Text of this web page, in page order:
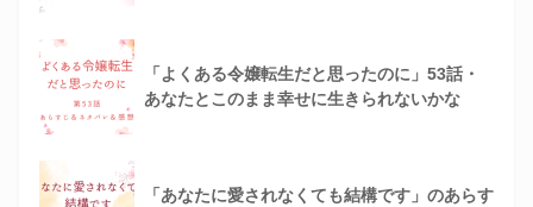
「よくある令嬢転生だと思ったのに」53話・
あなたとこのまま幸せに生きられないかな
「あなたに愛されなくても結構です」のあらす